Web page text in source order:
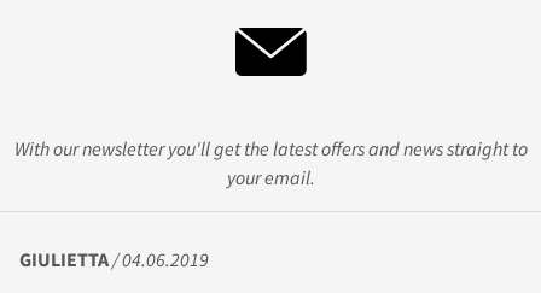
With our newsletter you'll get the latest offers and news straight to
your email.
GIULIETTA/ 04.06.2019